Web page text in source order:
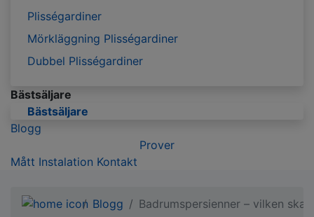
Plisségardiner
Mörkläggning Plisségardiner
Dubbel Plisségardiner
Bästsäljare
Bästsäljare
Blogg
Prover
Mått Instalation Kontakt
Blogg Badrumspersienner – vilken ska